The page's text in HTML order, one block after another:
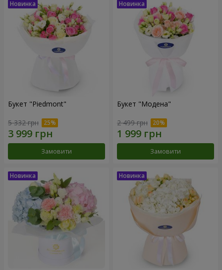
Букет "Piedmont"
5 332 грн
Замовити
Букет "Модена"
2 499 грн
Замовити